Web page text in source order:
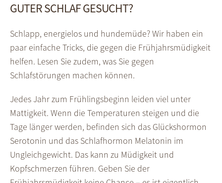
GUTER SCHLAF GESUCHT?
Schlapp, energielos und hundemüde? Wir haben ein
paar einfache Tricks, die gegen die Frühjahrsmüdigkeit
helfen. Lesen Sie zudem, was Sie gegen
Schlafstörungen machen können.
Jedes Jahr zum Frühlingsbeginn leiden viel unter
Mattigkeit. Wenn die Temperaturen steigen und die
Tage länger werden, befinden sich das Glückshormon
Serotonin und das Schlafhormon Melatonin im
Ungleichgewicht. Das kann zu Müdigkeit und
Kopfschmerzen führen. Geben Sie der